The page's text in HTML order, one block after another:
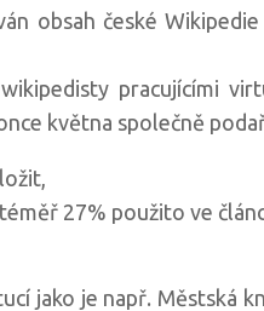
obsah české
pracujícími
května společně
27% použito ve
jako je např. Městská